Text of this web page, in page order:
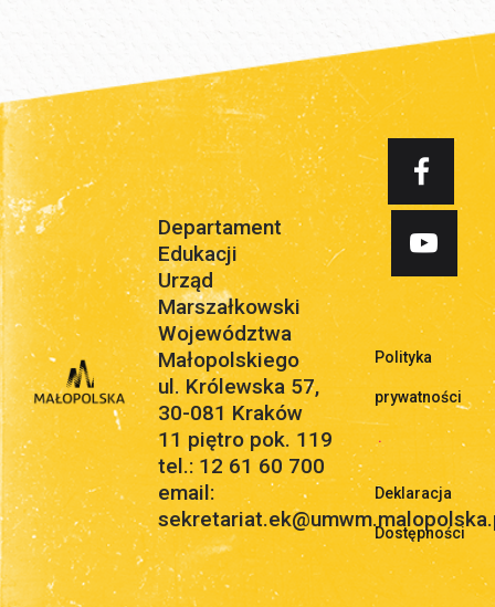
Departament
Edukacji
Urząd
Marszałkowski
Województwa
Małopolskiego
ul. Królewska 57,
30-081 Kraków
11 piętro pok. 119
tel.: 12 61 60 700
email:
Polityka
prywatności
.
Deklaracja
Dostępności